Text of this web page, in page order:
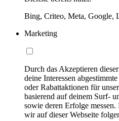
Bing, Criteo, Meta, Google,
Marketing
Durch das Akzeptieren
deine Interessen
oder Rabattaktionen für
basierend auf deinem Surf-
sowie deren Erfolge
wir auf dieser Webseite